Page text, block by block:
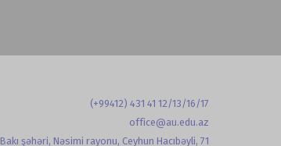
(+99412) 431 41 12/13/16/17
office@au.edu.az
Bakı şəhəri, Nəsimi rayonu, Ceyhun Hacıbəyli, 71